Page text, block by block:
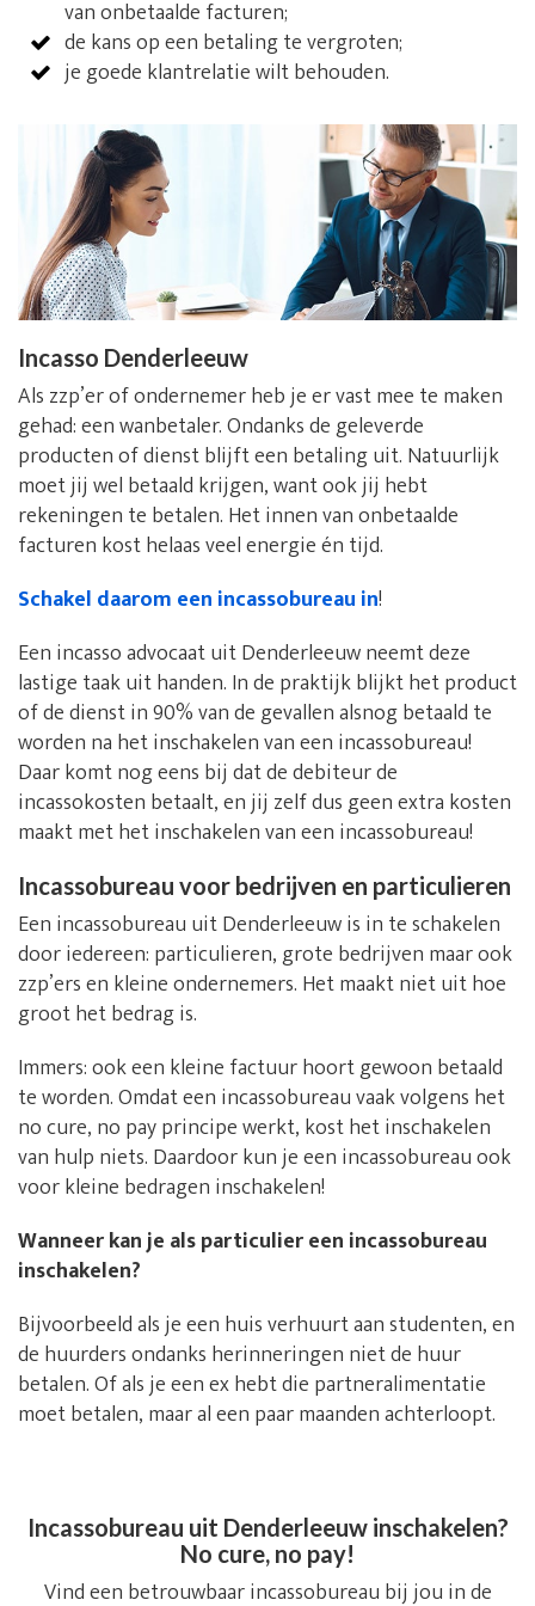
van onbetaalde facturen;
de kans op een betaling te vergroten;
je goede klantrelatie wilt behouden.
Incasso Denderleeuw
Als zzp’er of ondernemer heb je er vast mee te maken
gehad: een wanbetaler. Ondanks de geleverde
producten of dienst blijft een betaling uit. Natuurlijk
moet jij wel betaald krijgen, want ook jij hebt
rekeningen te betalen. Het innen van onbetaalde
facturen kost helaas veel energie én tijd.
Schakel daarom een incassobureau in!
Een incasso advocaat uit Denderleeuw neemt deze
lastige taak uit handen. In de praktijk blijkt het product
of de dienst in 90% van de gevallen alsnog betaald te
worden na het inschakelen van een incassobureau!
Daar komt nog eens bij dat de debiteur de
incassokosten betaalt, en jij zelf dus geen extra kosten
maakt met het inschakelen van een incassobureau!
Incassobureau voor bedrijven en particulieren
Een incassobureau uit Denderleeuw is in te schakelen
door iedereen: particulieren, grote bedrijven maar ook
zzp’ers en kleine ondernemers. Het maakt niet uit hoe
groot het bedrag is.
Immers: ook een kleine factuur hoort gewoon betaald
te worden. Omdat een incassobureau vaak volgens het
no cure, no pay principe werkt, kost het inschakelen
van hulp niets. Daardoor kun je een incassobureau ook
voor kleine bedragen inschakelen!
Wanneer kan je als particulier een incassobureau
inschakelen?
Bijvoorbeeld als je een huis verhuurt aan studenten, en
de huurders ondanks herinneringen niet de huur
betalen. Of als je een ex hebt die partneralimentatie
moet betalen, maar al een paar maanden achterloopt.
Incassobureau uit Denderleeuw inschakelen?
No cure, no pay!
Vind een betrouwbaar incassobureau bij jou in de